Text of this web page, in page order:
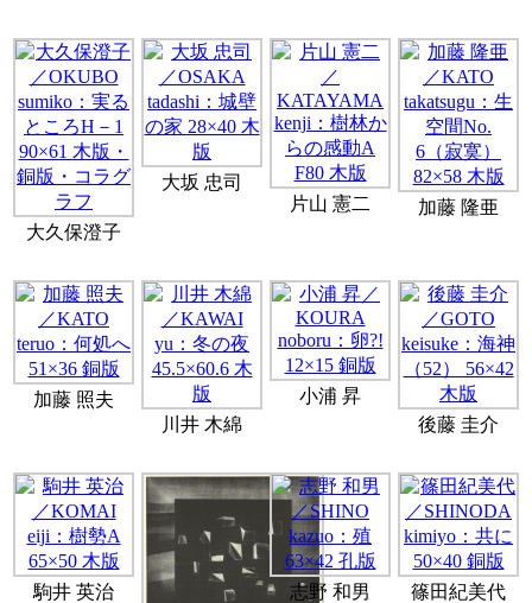
大久保澄子
大坂 忠司
片山 憲二
加藤 隆亜
加藤 照夫
川井 木綿
小浦 昇
後藤 圭介
駒井 英治 志野 和男 篠田紀美代